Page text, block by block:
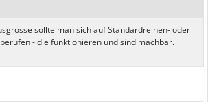
sollte man sich auf Standardreihen- oder
- die funktionieren und sind machbar.